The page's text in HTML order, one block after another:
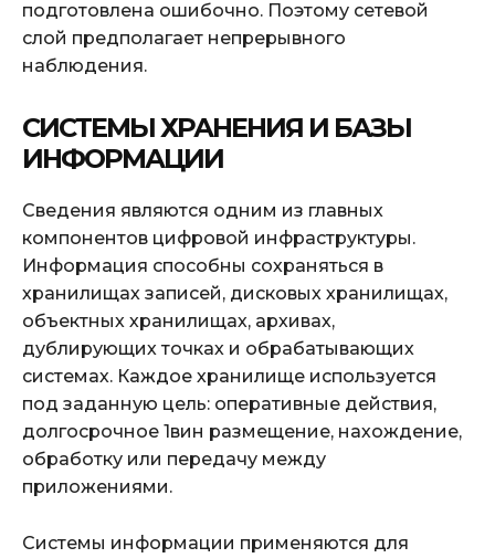
подготовлена ошибочно. Поэтому сетевой
слой предполагает непрерывного
наблюдения.
СИСТЕМЫ ХРАНЕНИЯ И БАЗЫ
ИНФОРМАЦИИ
Сведения являются одним из главных
компонентов цифровой инфраструктуры.
Информация способны сохраняться в
хранилищах записей, дисковых хранилищах,
объектных хранилищах, архивах,
дублирующих точках и обрабатывающих
системах. Каждое хранилище используется
под заданную цель: оперативные действия,
долгосрочное 1вин размещение, нахождение,
обработку или передачу между
приложениями.
Системы информации применяются для